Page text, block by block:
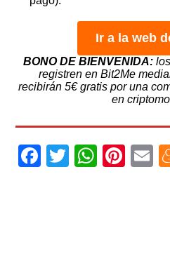
Ir a la web
BONO DE BIENVENIDA:
registren en Bit2Me
recibirán 5€ gratis por una
en
Facebook
Twitter